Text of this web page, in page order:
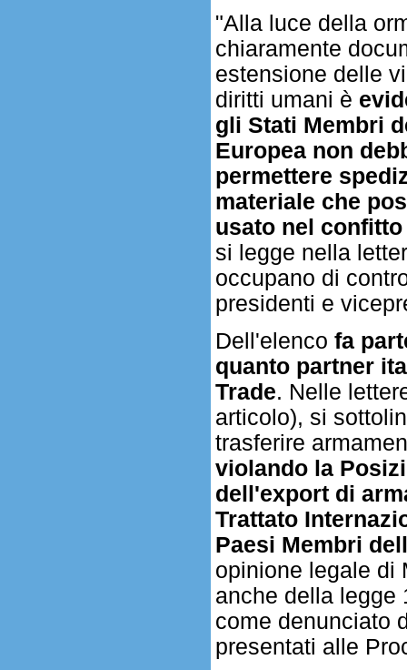
"Alla luce della
chiaramente
estensione delle
diritti umani è
gli Stati Membri
Europea non
permettere
materiale che
usato nel confitto
si legge nella
occupano di
presidenti e
Dell'elenco fa
quanto partner
Trade. Nelle
articolo), si
trasferire
violando la
dell'export di
Trattato
Paesi Membri
opinione legale di
anche della legge
come denunciato
presentati alle